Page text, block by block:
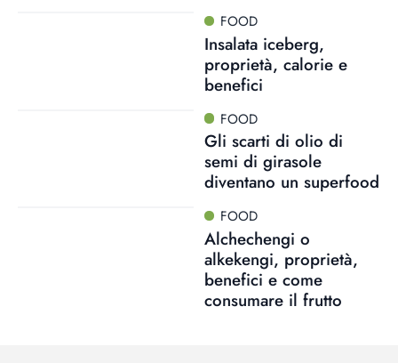
FOOD
Insalata iceberg,
proprietà, calorie e
benefici
FOOD
Gli scarti di olio di
semi di girasole
diventano un superfood
FOOD
Alchechengi o
alkekengi, proprietà,
benefici e come
consumare il frutto